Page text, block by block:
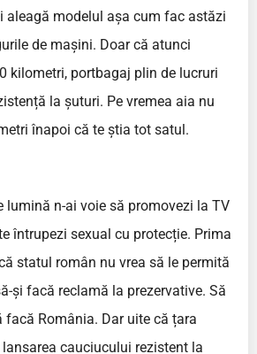
aleagă modelul așa cum fac astăzi
de mașini. Doar că atunci
kilometri, portbagaj plin de lucruri
la șuturi. Pe vremea aia nu
înapoi că te știa tot satul.
lumină n-ai voie să promovezi la TV
întrupezi sexual cu protecție. Prima
statul român nu vrea să le permită
și facă reclamă la prezervative. Să
facă România. Dar uite că țara
cauciucului rezistent la